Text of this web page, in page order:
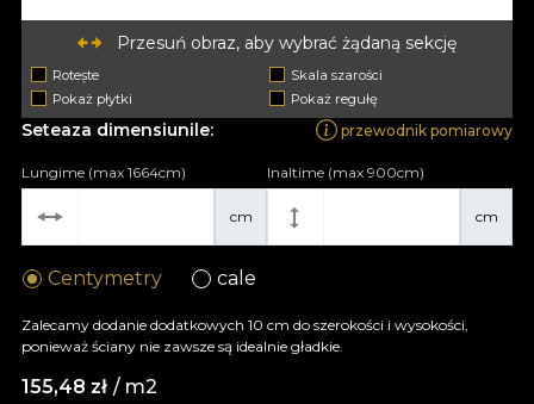
Przesuń obraz, aby wybrać żądaną sekcję
Rotește
Skala szarości
Pokaż płytki
Pokaż regułę
Seteaza dimensiunile: przewodnik pomiarowy
cm
Lungime (max 1664cm)
cm
Inaltime (max 900cm)
Centymetry cale
Zalecamy dodanie dodatkowych 10 cm do szerokości i wysokości,
ponieważ ściany nie zawsze są idealnie gładkie.
155,48 zł / m2